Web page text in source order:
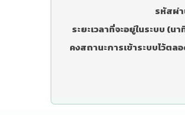
รหัสผ่
ระยะเวลาที่จะอยู่ในระบบ (นา
คงสถานะการเข้าระบบไว้ตล